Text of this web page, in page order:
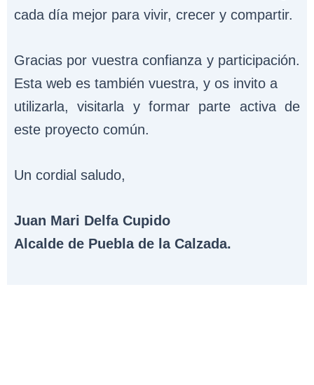
cada día mejor para vivir, crecer y compartir.
Gracias por vuestra confianza y participación.
Esta web es también vuestra, y os invito a
utilizarla, visitarla y formar parte activa de
este proyecto común.
Un cordial saludo,
Juan Mari Delfa Cupido
Alcalde de Puebla de la Calzada.